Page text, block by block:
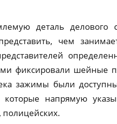
деталь делового
чем
фиксировали шейные
зажимы были
напрямую
полицейских.